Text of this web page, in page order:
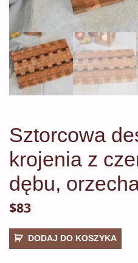
Sztorcowa
krojenia z
dębu,
$83
ilość
Sztorcowa
DODAJ DO KOSZYKA